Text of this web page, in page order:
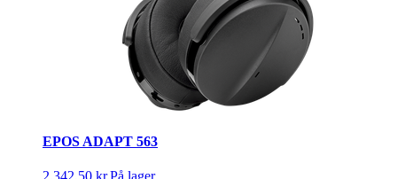
EPOS ADAPT 563
2.342,50 kr.På lager